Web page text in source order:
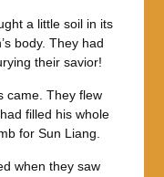
a little soil in its
body. They had
their savior!
came. They flew
filled his whole
for Sun Liang.
when they saw